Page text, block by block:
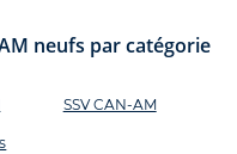
neufs par catégorie
SSV CAN-AM